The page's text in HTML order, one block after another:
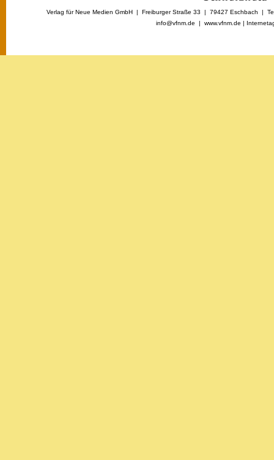
Verlag für Neue Medien GmbH | Freiburger Straße 33 | 79427 Eschbach |
info@vfnm.de | www.vfnm.de |